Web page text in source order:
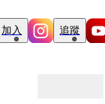
加入 追蹤